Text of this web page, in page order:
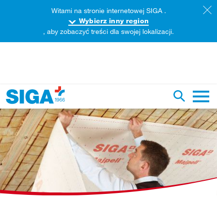
zawartość tej strony
Witami na stronie internetowej SIGA .
Wybierz inny region
, aby zobaczyć treści dla swojej lokalizacji.